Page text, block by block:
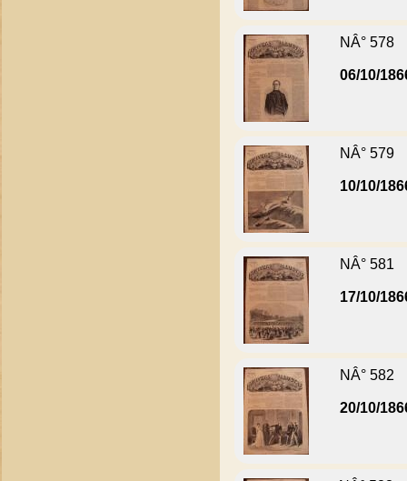
NÂ° 578
06/10/
NÂ° 579
10/10/
NÂ° 581
17/10/
NÂ° 582
20/10/